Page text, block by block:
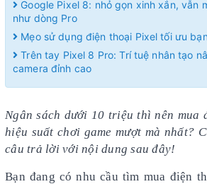
Google Pixel 8: nhỏ gọn xinh xắn, vẫn
như dòng Pro
Mẹo sử dụng điện thoại Pixel tối ưu
Trên tay Pixel 8 Pro: Trí tuệ nhân tạo
camera đỉnh cao
Ngân sách dưới 10 triệu thì nên mua
hiệu suất chơi game mượt mà nhất?
câu trả lời với nội dung sau đây!
Bạn đang có nhu cầu tìm mua điện